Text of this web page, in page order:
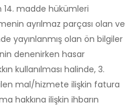
madde hükümleri
ayrılmaz parçası olan ve
yayınlanmış olan ön bilgiler
denenirken hasar
kullanılması halinde, 3.
mal/hizmete ilişkin fatura
hakkına ilişkin ihbarın